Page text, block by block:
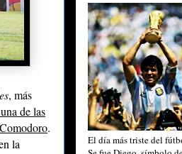
, más
de las
.
la
El día más triste del